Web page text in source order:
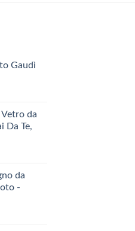
Gaudì
da
Da Te,
da
-